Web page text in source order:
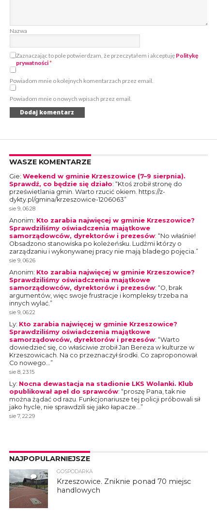
Nazwa
Zaznaczając to pole potwierdzam, że przeczytałem i akceptuję Politykę
prywatności*
Powiadom mnie o kolejnych komentarzach przez email.
Powiadom mnie o nowych wpisach przez email.
WASZE KOMENTARZE
Gie: Weekend w gminie Krzeszowice (7–9 sierpnia).
Sprawdź, co będzie się działo: “Ktoś zrobił stronę do
prześwietlania gmin. Warto rzucić okiem. https://z-
dykty.pl/gmina/krzeszowice-1206063”
sie 9, 06:28
Anonim: Kto zarabia najwięcej w gminie Krzeszowice?
Sprawdziliśmy oświadczenia majątkowe
samorządowców, dyrektorów i prezesów: “No właśnie!
Obsadzono stanowiska po koleżeńsku. Ludźmi którzy o
zarządzaniu i wykonywanej pracy nie mają bladego pojęcia.”
sie 9, 06:26
Anonim: Kto zarabia najwięcej w gminie Krzeszowice?
Sprawdziliśmy oświadczenia majątkowe
samorządowców, dyrektorów i prezesów: “O, brak
argumentów, więc swoje frustracje i kompleksy trzeba na
innych wylać.”
sie 9, 06:22
Ly: Kto zarabia najwięcej w gminie Krzeszowice?
Sprawdziliśmy oświadczenia majątkowe
samorządowców, dyrektorów i prezesów: “Warto
dowiedzieć się, co właściwie zrobił Jan Bereza w kulturze w
Krzeszowicach. Na co przeznaczył środki. Co zaproponował.
Co nowego…”
sie 8, 23:15
Ly: Nocna dewastacja na stadionie LKS Wolanki. Klub
opublikował apel do sprawców: “proszę Pana, tak nie
można żądać od razu. Funkcjonariusze tej policji próbowali sił
jako hycle, nie sprawdzili się jako łapacze…”
sie 7, 22:29
NAJPOPULARNIEJSZE
7
GOSPODARKA
Krzeszowice. Zniknie ponad 70 miejsc
handlowych